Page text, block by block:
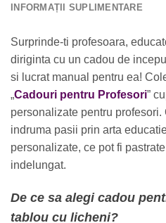
INFORMAȚII SUPLIMENTARE
Surprinde-ti profesoara,
diriginta cu un cadou de
si lucrat manual pentru ea!
„Cadouri pentru Profesori”
personalizate pentru profesori.
indruma pasii prin arta
personalizate, ce pot fi
indelungat.
De ce sa alegi cadou
tablou cu licheni?